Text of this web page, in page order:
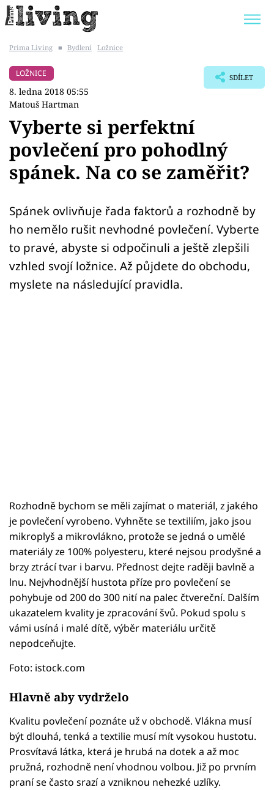
BYDLENÍ SLAVNÝCH
Témata
Bydlení
Zahrada
Design
Sledujte prima+
Prima Living ■ Bydlení Ložnice
LOŽNICE
8. ledna 2018 05:55
Matouš Hartman
SDÍLET
Vyberte si perfektní
povlečení pro pohodlný
spánek. Na co se zaměřit?
Spánek ovlivňuje řada faktorů a rozhodně by
ho nemělo rušit nevhodné povlečení. Vyberte
to pravé, abyste si odpočinuli a ještě zlepšili
vzhled svojí ložnice. Až půjdete do obchodu,
myslete na následující pravidla.
Rozhodně bychom se měli zajímat o materiál, z jakého
je povlečení vyrobeno. Vyhněte se textiliím, jako jsou
mikroplyš a mikrovlákno, protože se jedná o umělé
materiály ze 100% polyesteru, které nejsou prodyšné a
brzy ztrácí tvar i barvu. Přednost dejte raději bavlně a
lnu. Nejvhodnější hustota příze pro povlečení se
pohybuje od 200 do 300 nití na palec čtvereční. Dalším
ukazatelem kvality je zpracování švů. Pokud spolu s
vámi usíná i malé dítě, výběr materiálu určitě
nepodceňujte.
Foto: istock.com
Hlavně aby vydrželo
Kvalitu povlečení poznáte už v obchodě. Vlákna musí
být dlouhá, tenká a textilie musí mít vysokou hustotu.
Prosvítavá látka, která je hrubá na dotek a až moc
pružná, rozhodně není vhodnou volbou. Již po prvním
praní se často srazí a vzniknou nehezké uzlíky.